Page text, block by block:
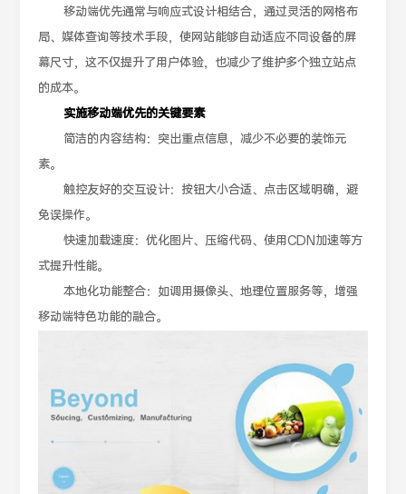
移动端优先通常与响应式设计相结合，通过灵活的网格布
局、媒体查询等技术手段，使网站能够自动适应不同设备的屏
幕尺寸，这不仅提升了用户体验，也减少了维护多个独立站点
的成本。
实施移动端优先的关键要素
简洁的内容结构：突出重点信息，减少不必要的装饰元
素。
触控友好的交互设计：按钮大小合适、点击区域明确，避
免误操作。
快速加载速度：优化图片、压缩代码、使用CDN加速等方
式提升性能。
本地化功能整合：如调用摄像头、地理位置服务等，增强
移动端特色功能的融合。